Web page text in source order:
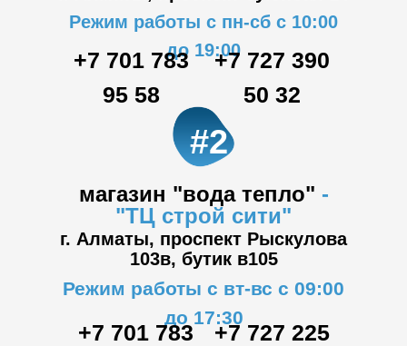
магазин "вода тепло" -
"ТЦ строй сити"
г. Алматы, проспект Рыскулова
103в, бутик в105
Режим работы с пн-сб с 10:00
до 19:00
Режим работы с вт-вс с 09:00
до 17:30
+7 701 783
95 58
+7 701 783
+7 727 225
#2
+7 727 390
50 32